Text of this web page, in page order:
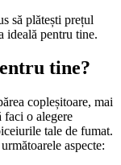
să plătești prețul
ideală pentru tine.
tine?
copleșitoare, mai
faci o alegere
tale de fumat.
aspecte: